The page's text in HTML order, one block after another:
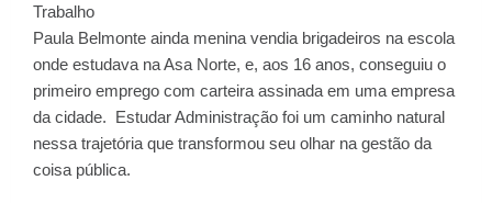
Trabalho
Paula Belmonte ainda menina vendia brigadeiros na escola
onde estudava na Asa Norte, e, aos 16 anos, conseguiu o
primeiro emprego com carteira assinada em uma empresa
da cidade. Estudar Administração foi um caminho natural
nessa trajetória que transformou seu olhar na gestão da
coisa pública.